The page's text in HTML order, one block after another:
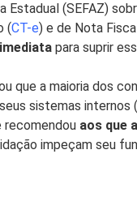
Estadual (SEFAZ)
(CT-e) e de Nota
para suprir
que a maioria dos
sistemas internos
recomendou aos que
impeçam seu